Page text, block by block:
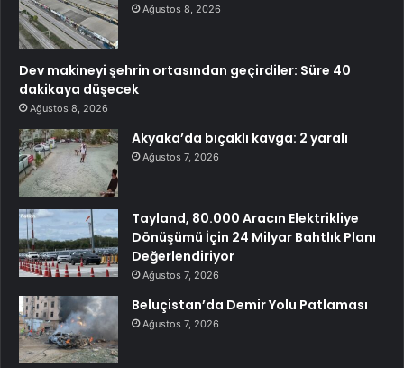
Ağustos 8, 2026
Dev makineyi şehrin ortasından geçirdiler: Süre 40
dakikaya düşecek
Ağustos 8, 2026
Akyaka’da bıçaklı kavga: 2 yaralı
Ağustos 7, 2026
Tayland, 80.000 Aracın Elektrikliye
Dönüşümü İçin 24 Milyar Bahtlık Planı
Değerlendiriyor
Ağustos 7, 2026
Beluçistan’da Demir Yolu Patlaması
Ağustos 7, 2026